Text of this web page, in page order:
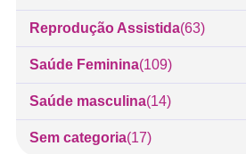
Reprodução Assistida(63)
Saúde Feminina(109)
Saúde masculina(14)
Sem categoria(17)